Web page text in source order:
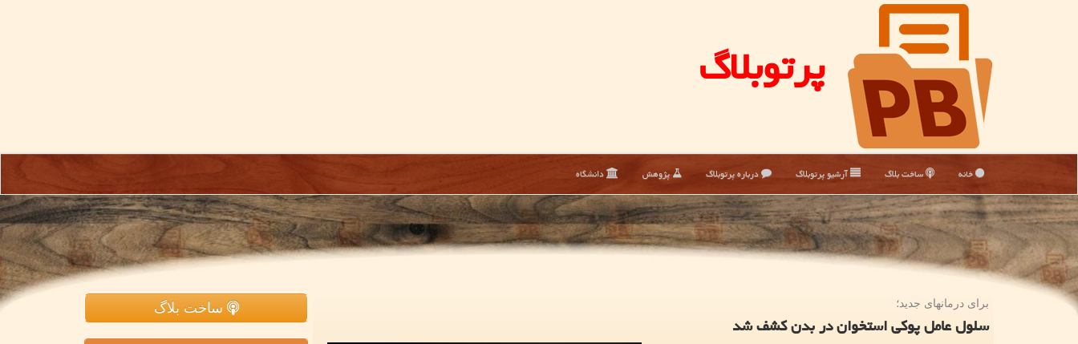
پرتوبلاگ
خانه ساخت بلاگ آرشیو پرتوبلاگ درباره پرتوبلاگ پژوهش دانشگاه
برای درمانهای جدید؛
سلول عامل پوكی استخوان در بدن كشف شد
ساخت بلاگ